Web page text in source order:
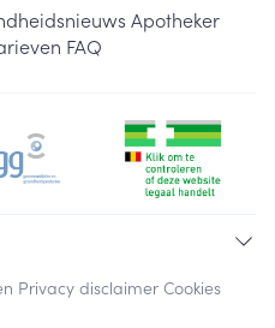
Apotheker
FAQ
Privacy disclaimer Cookies